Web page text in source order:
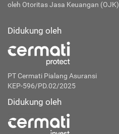
oleh Otoritas Jasa Keuangan (OJK)
Didukung oleh
PT Cermati Pialang Asuransi
KEP-596/PD.02/2025
Didukung oleh